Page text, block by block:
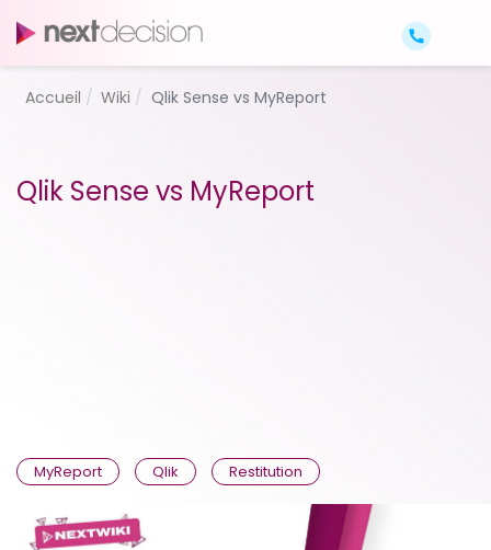
Accueil Wiki Qlik Sense vs MyReport
Qlik Sense vs MyReport
MyReport Qlik Restitution